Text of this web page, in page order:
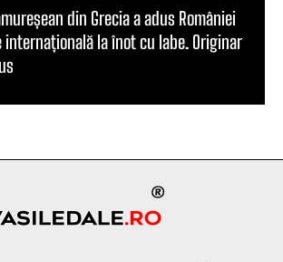
din Grecia a adus României
internațională la înot cu labe. Originar